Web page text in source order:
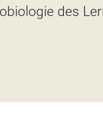
des